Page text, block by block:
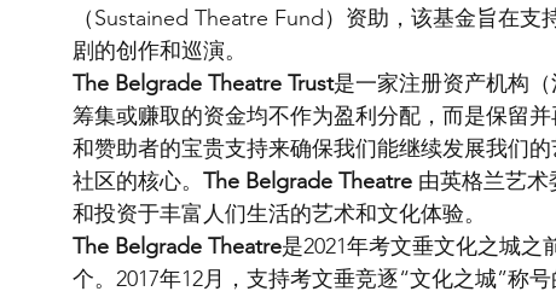
（Sustained Theatre Fund）资助，该基金旨在
剧的创作和巡演。
The Belgrade Theatre Trust是一家注册资产机构（
筹集或赚取的资金均不作为盈利分配，而是保留
和赞助者的宝贵支持来确保我们能继续发展我们
社区的核心。 The Belgrade Theatre 由英格兰艺
和投资于丰富人们生活的艺术和文化体验。
The Belgrade Theatre是2021年考文垂文化之城
个。2017年12月，支持考文垂竞逐“文化之城”称